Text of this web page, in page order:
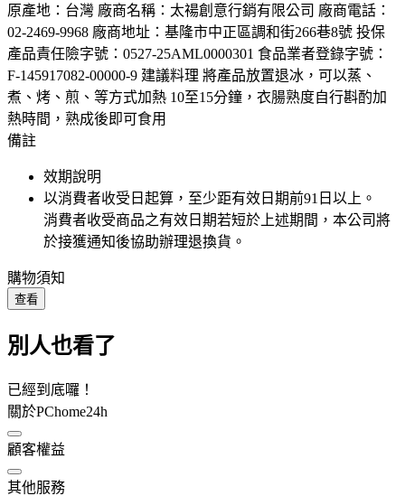
原產地：台灣 廠商名稱：太禓創意行銷有限公司 廠商電話：
02-2469-9968 廠商地址：基隆市中正區調和街266巷8號 投保
產品責任險字號：0527-25AML0000301 食品業者登錄字號：
F-145917082-00000-9 建議料理 將產品放置退冰，可以蒸、
煮、烤、煎、等方式加熱 10至15分鐘，衣腸熟度自行斟酌加
熱時間，熟成後即可食用
備註
效期說明
以消費者收受日起算，至少距有效日期前91 日以上。
消費者收受商品之有效日期若短於上述期間，本公司將
於接獲通知後協助辦理退換貨。
購物須知
查看
別人也看了
已經到底囉！
關於PChome24h
顧客權益
其他服務